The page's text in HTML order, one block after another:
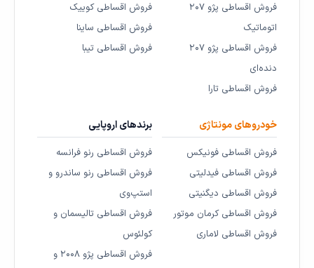
فروش اقساطی پژو ۲۰۷
اتوماتیک
فروش اقساطی پژو ۲۰۷
دنده‌ای
فروش اقساطی تارا
فروش اقساطی کوییک
فروش اقساطی ساینا
فروش اقساطی تیبا
خودروهای مونتاژی
فروش اقساطی فونیکس
فروش اقساطی فیدلیتی
فروش اقساطی دیگنیتی
فروش اقساطی کرمان موتور
فروش اقساطی لاماری
برندهای اروپایی
فروش اقساطی رنو فرانسه
فروش اقساطی رنو ساندرو و
استپ‌وی
فروش اقساطی تالیسمان و
کولئوس
فروش اقساطی پژو ۲۰۰۸ و